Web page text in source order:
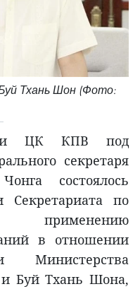
Тхань Шон (Фото:
ЦК КПВ под
секретаря
состоялось
Секретариата по
применению
в отношении
Министерства
Буй Тхань Шона,